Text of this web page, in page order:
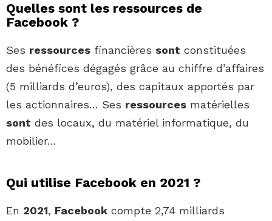
Quelles sont les ressources de
Facebook ?
Ses ressources financières sont constituées
des bénéfices dégagés grâce au chiffre d’affaires
(5 milliards d’euros), des capitaux apportés par
les actionnaires… Ses ressources matérielles
sont des locaux, du matériel informatique, du
mobilier…
Qui utilise Facebook en 2021 ?
En 2021, Facebook compte 2,74 milliards